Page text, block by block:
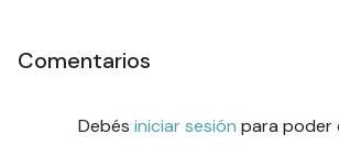
Comentarios
Debés iniciar sesión para poder